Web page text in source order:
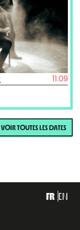
11.09
VOIR TOUTES LES DATES
FR EN